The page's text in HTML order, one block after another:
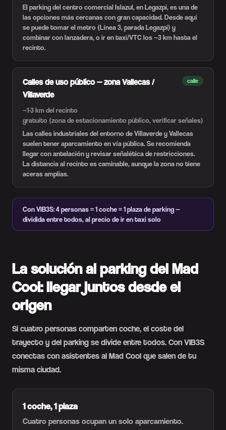
El parking del centro comercial Islazul, en Legazpi, es una de
las opciones más cercanas con gran capacidad. Desde aquí
se puede tomar el metro (Línea 3, parada Legazpi) y
combinar con lanzadera, o ir en taxi/VTC los ~3 km hasta el
recinto.
Calles de uso público — zona Vallecas /
Villaverde
calle
~1-3 km del recinto
gratuito (zona de estacionamiento público, verificar señales)
Las calles industriales del entorno de Villaverde y Vallecas
suelen tener aparcamiento en vía pública. Se recomienda
llegar con antelación y revisar señalética de restricciones.
La distancia al recinto es caminable, aunque la zona no tiene
aceras amplias.
Con VIB3S: 4 personas = 1 coche = 1 plaza de parking —
dividida entre todos, al precio de ir en taxi solo
La solución al parking del Mad
Cool: llegar juntos desde el
origen
Si cuatro personas comparten coche, el coste del
trayecto y del parking se divide entre todos. Con VIB3S
conectas con asistentes al Mad Cool que salen de tu
misma ciudad.
1 coche, 1 plaza
Cuatro personas ocupan un solo aparcamiento.